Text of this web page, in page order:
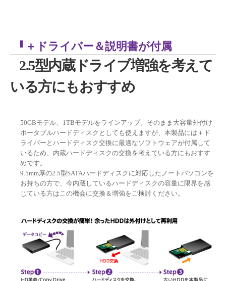
＋ドライバー＆説明書が付属
2.5型内蔵ドライブ増強を考えて
いる方にもおすすめ
50GBモデル、1TBモデルをラインアップ。そのまま大容量外付け
ポータブルハードディスクとしても使えますが、本製品には＋ド
ライバーとハードディスク交換に最適なソフトウェアが付属して
いるため、内蔵ハードディスクの交換を考えている方にもおすす
めです。
9.5mm厚の2.5型SATAハードディスクに対応したノートパソコンを
お持ちの方で、今内蔵しているハードディスクの容量に限界を感
じている方はこの機会に交換＆増強をご検討ください。